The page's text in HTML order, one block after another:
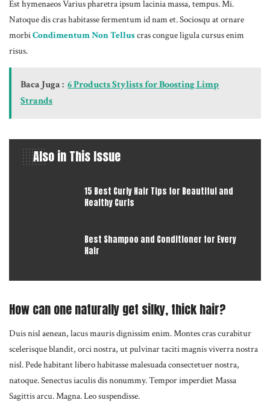
Est hymenaeos Varius pharetra ipsum lacinia massa, tempus. Mi.
Natoque dis cras habitasse fermentum id nam et. Sociosqu at ornare
morbiCondimentum Non Telluscras congue ligula cursus enim
risus.
Baca Juga : 6 Products Stylists for Boosting Limp
Strands
Also in This Issue
15 Best Curly Hair Tips for Beautiful and
Healthy Curls
Best Shampoo and Conditioner for Every
Hair
How can one naturally get silky, thick hair?
Duis nisl aenean, lacus mauris dignissim enim. Montes cras curabitur
scelerisque blandit, orci nostra, ut pulvinar taciti magnis viverra nostra
nisl. Pede habitant libero habitasse malesuada consectetuer nostra,
natoque. Senectus iaculis dis nonummy. Tempor imperdiet Massa
Sagittis arcu. Magna. Leo suspendisse.